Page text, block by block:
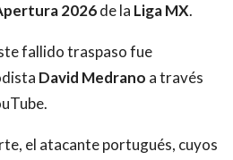
2026de la Liga MX.
fallido traspaso fue
David Medrano a través
el atacante portugués, cuyos